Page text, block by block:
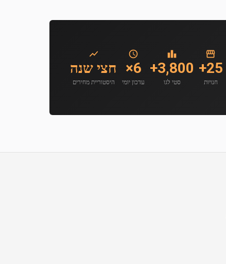
25+
חנויות
3,800+
סטי לגו
6×
עדכון יומי
חצי שנה
היסטוריית מחירים